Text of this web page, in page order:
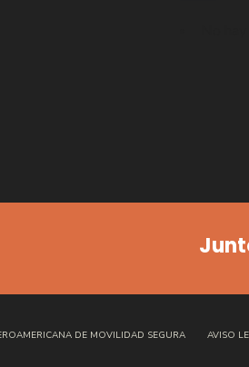
DE MOVILIDAD SEGURA AVISO